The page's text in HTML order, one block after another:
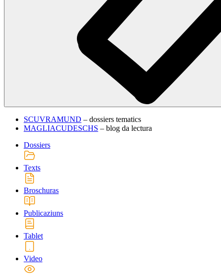
SCUVRAMUND – dossiers tematics
MAGLIACUDESCHS – blog da lectura
Dossiers
Texts
Broschuras
Publicaziuns
Tablet
Video